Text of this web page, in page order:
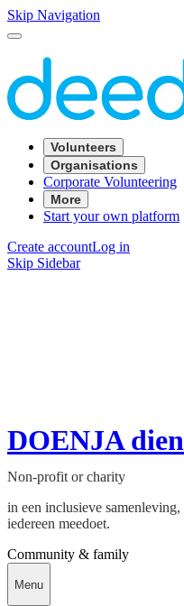
Skip Navigation
Volunteers
Organisations
Corporate Volunteering
More
Start your own platform
Create accountLog in
Skip Sidebar
DOENJA
Non-profit or charity
in een inclusieve
iedereen meedoet.
Community & family
Menu